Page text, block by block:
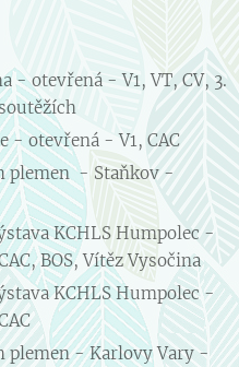
- otevřená - V1, VT, CV, 3.
- otevřená - V1, CAC
plemen - Staňkov -
KCHLS Humpolec -
BOS, Vítěz Vysočina
KCHLS Humpolec -
plemen - Karlovy Vary -